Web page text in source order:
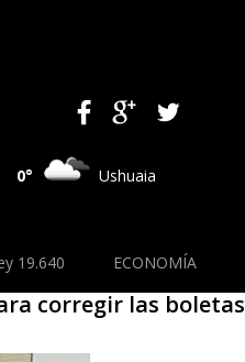
0° Ushuaia
19.640 ECONOMÍA
corregir las boletas